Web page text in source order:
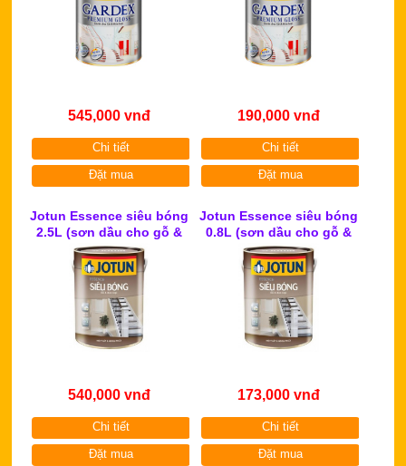
545,000 vnđ
Chi tiết
Đặt mua
190,000 vnđ
Chi tiết
Đặt mua
Jotun Essence siêu bóng
2.5L (sơn dầu cho gỗ &
kim loại)
540,000 vnđ
Chi tiết
Đặt mua
Jotun Essence siêu bóng
0.8L (sơn dầu cho gỗ &
kim loại)
173,000 vnđ
Chi tiết
Đặt mua